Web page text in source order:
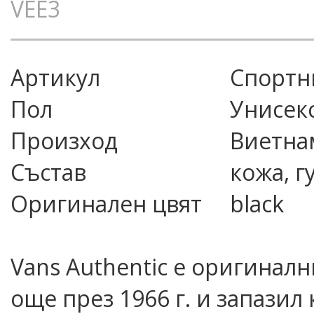
VEE3
Артикул
Пол
Произход
Състав
кожа,
Оригинален цвят
black
Vans Authentic е
още през 1966 г. и запазил